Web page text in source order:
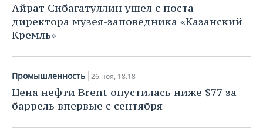
Айрат Сибагатуллин ушел с поста
директора музея-заповедника «Казанский
Кремль»
Промышленность 26 ноя, 18:18
Цена нефти Brent опустилась ниже $77 за
баррель впервые с сентября